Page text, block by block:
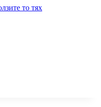
то тях